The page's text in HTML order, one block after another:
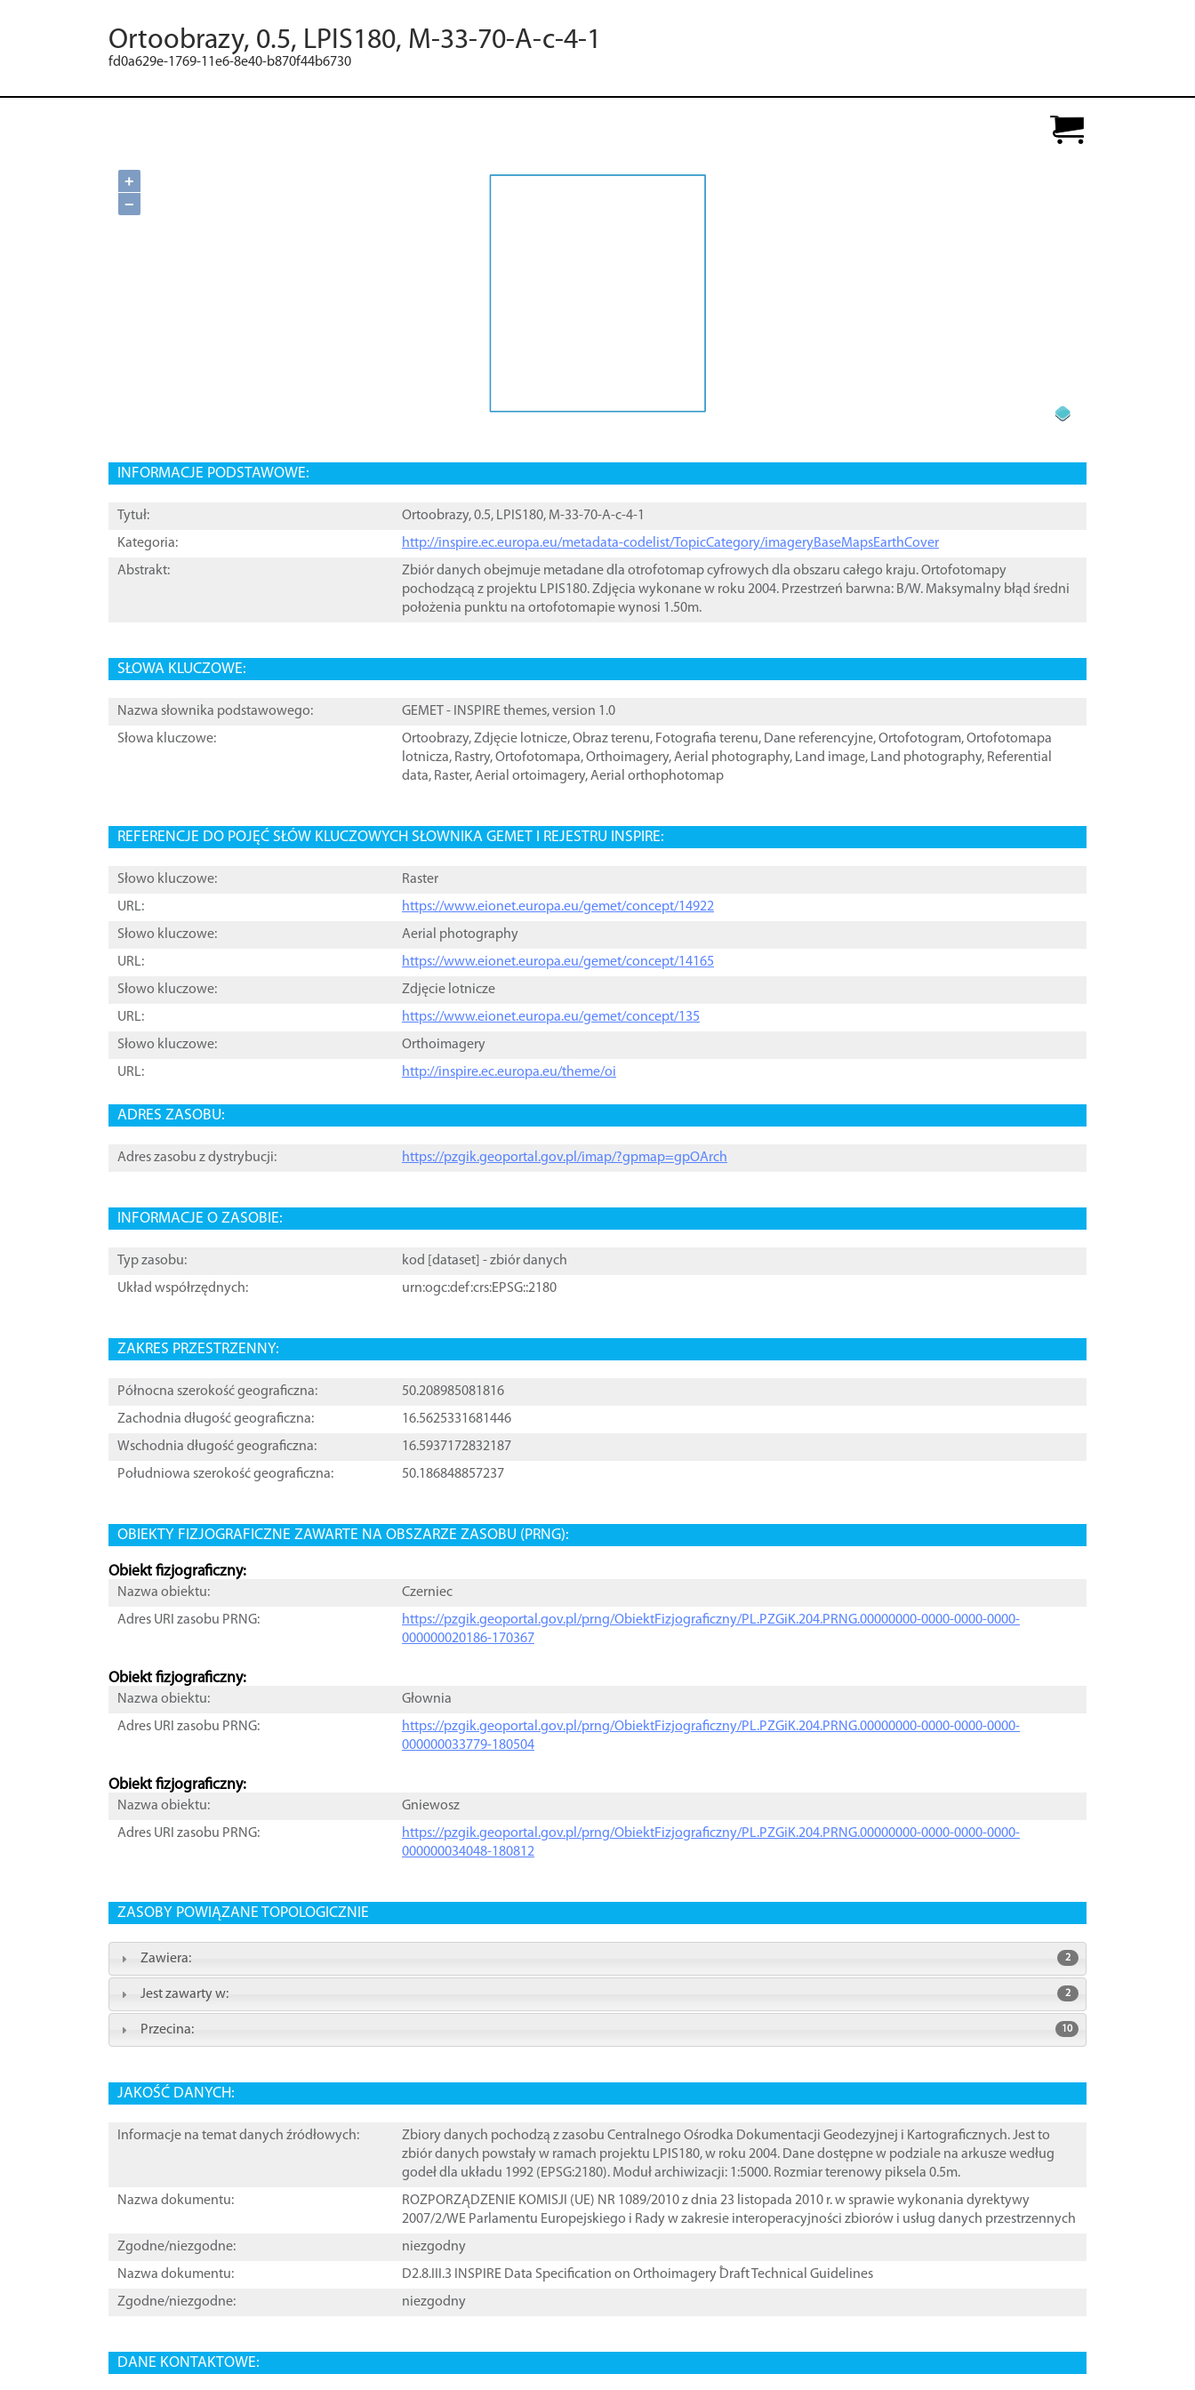
Ortoobrazy, 0.5, LPIS180, M-33-70-A-c-4-1
fd0a629e-1769-11e6-8e40-b870f44b6730
+
−
INFORMACJE PODSTAWOWE:
Tytuł:
Ortoobrazy, 0.5, LPIS180, M-33-70-A-c-4-1
Kategoria:
http://inspire.ec.europa.eu/metadata-codelist/TopicCategory/imageryBaseMapsEarthCover
Abstrakt:
Zbiór danych obejmuje metadane dla otrofotomap cyfrowych dla obszaru całego kraju. Ortofotomapy
pochodzącą z projektu LPIS180. Zdjęcia wykonane w roku 2004. Przestrzeń barwna: B/W. Maksymalny błąd średni
położenia punktu na ortofotomapie wynosi 1.50m.
SŁOWA KLUCZOWE:
Nazwa słownika podstawowego:
GEMET - INSPIRE themes, version 1.0
Słowa kluczowe:
Ortoobrazy,Zdjęcie lotnicze,Obraz terenu, Fotografia terenu, Dane referencyjne,Ortofotogram,Ortofotomapa
lotnicza, Rastry,Ortofotomapa,Orthoimagery,Aerial photography, Land image, Land photography, Referential
data, Raster,Aerial ortoimagery,Aerial orthophotomap
REFERENCJE DO POJĘĆ SŁÓW KLUCZOWYCH SŁOWNIKA GEMET I REJESTRU INSPIRE:
Słowo kluczowe:
Raster
URL:
https://www.eionet.europa.eu/gemet/concept/14922
Słowo kluczowe:
Aerial photography
URL:
https://www.eionet.europa.eu/gemet/concept/14165
Słowo kluczowe:
Zdjęcie lotnicze
URL:
https://www.eionet.europa.eu/gemet/concept/135
Słowo kluczowe:
Orthoimagery
URL:
http://inspire.ec.europa.eu/theme/oi
ADRES ZASOBU:
Adres zasobu z dystrybucji: https://pzgik.geoportal.gov.pl/imap/?gpmap=gpOArch
INFORMACJE O ZASOBIE:
Typ zasobu: kod [ dataset ] - zbiór danych
Układ współrzędnych:
urn:ogc:def:crs:EPSG::2180
ZAKRES PRZESTRZENNY:
Północna szerokość geograficzna:
50.208985081816
Zachodnia długość geograficzna:
16.5625331681446
Wschodnia długość geograficzna:
16.5937172832187
Południowa szerokość geograficzna:
50.186848857237
OBIEKTY FIZJOGRAFICZNE ZAWARTE NA OBSZARZE ZASOBU (PRNG):
Obiekt fizjograficzny:
Nazwa obiektu:
Czerniec
Adres URI zasobu PRNG:
https://pzgik.geoportal.gov.pl/prng/ObiektFizjograficzny/PL.PZGiK.204.PRNG.00000000-0000-0000-0000-
000000020186-170367
Obiekt fizjograficzny:
Nazwa obiektu:
Głownia
Adres URI zasobu PRNG:
https://pzgik.geoportal.gov.pl/prng/ObiektFizjograficzny/PL.PZGiK.204.PRNG.00000000-0000-0000-0000-
000000033779-180504
Obiekt fizjograficzny:
Nazwa obiektu:
Gniewosz
Adres URI zasobu PRNG:
https://pzgik.geoportal.gov.pl/prng/ObiektFizjograficzny/PL.PZGiK.204.PRNG.00000000-0000-0000-0000-
000000034048-180812
ZASOBY POWIĄZANE TOPOLOGICZNIE
Zawiera: 2
Jest zawarty w: 2
Przecina: 10
JAKOŚĆ DANYCH:
Informacje na temat danych źródłowych:
Zbiory danych pochodzą z zasobu Centralnego Ośrodka Dokumentacji Geodezyjnej i Kartograficznych. Jest to
zbiór danych powstały w ramach projektu LPIS180, w roku 2004. Dane dostępne w podziale na arkusze według
godeł dla układu 1992 (EPSG:2180). Moduł archiwizacji: 1:5000. Rozmiar terenowy piksela 0.5m.
Nazwa dokumentu:
ROZPORZĄDZENIE KOMISJI (UE) NR 1089/2010 z dnia 23 listopada 2010 r. w sprawie wykonania dyrektywy
2007/2/WE Parlamentu Europejskiego i Rady w zakresie interoperacyjności zbiorów i usług danych przestrzennych
Zgodne/niezgodne:
niezgodny
Nazwa dokumentu:
D2.8.III.3 INSPIRE Data Specification on Orthoimagery ֠Draft Technical Guidelines
Zgodne/niezgodne:
niezgodny
DANE KONTAKTOWE: